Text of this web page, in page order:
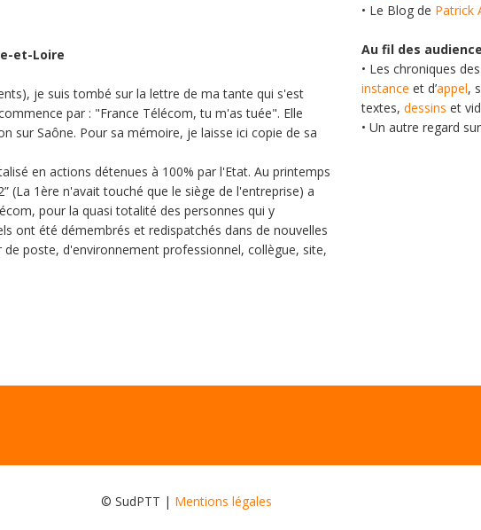
et-Loire
je suis tombé sur la lettre de ma tante qui s'est
par : "France Télécom, tu m'as tuée". Elle
sur Saône. Pour sa mémoire, je laisse ici copie de sa
en actions détenues à 100% par l'Etat. Au printemps
(La 1ère n'avait touché que le siège de l'entreprise) a
pour la quasi totalité des personnes qui y
ont été démembrés et redispatchés dans de nouvelles
poste, d'environnement professionnel, collègue, site,
• Le Blog de Patrick
Au fil des
• Les chroniques
instance et d’appel,
textes,dessins et
• Un autre regard
© SudPTT | Mentions légales